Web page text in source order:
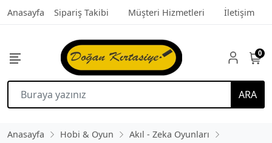
Anasayfa Sipariş Takibi Müşteri Hizmetleri İletişim
ARA
0
Anasayfa Hobi & Oyun
Akıl - Zeka Oyunları